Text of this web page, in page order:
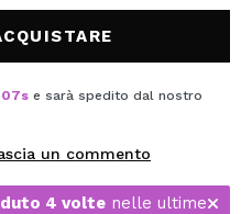
07s e sarà spedito dal nostro
un commento
4 volte nelle ultime